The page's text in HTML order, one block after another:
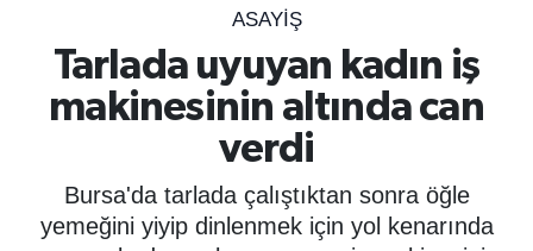
ASAYIŞ
Tarlada uyuyan kadın iş
makinesinin altında can
verdi
Bursa'da tarlada çalıştıktan sonra öğle
yemeğini yiyip dinlenmek için yol kenarında
ÇEVRE
BİLİM - TEKNOLOJİ